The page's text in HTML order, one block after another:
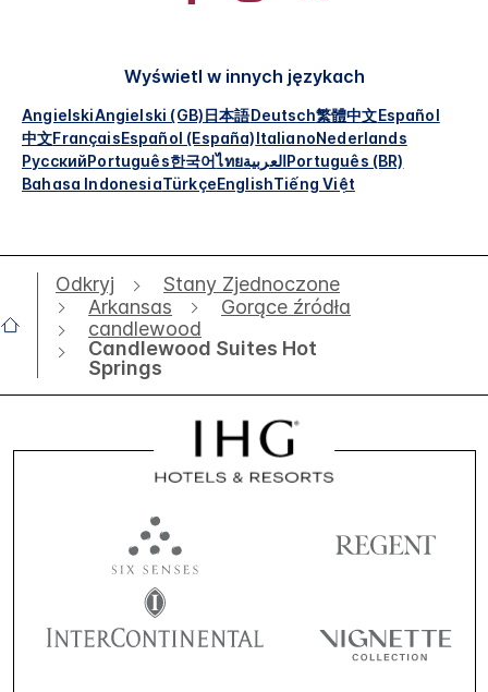
Wyświetl w innych językach
AngielskiAngielski (GB)日本語Deutsch繁體中文Español
中文FrançaisEspañol (España)ItalianoNederlands
РусскийPortuguês한국어ไทยالعربيةPortuguês (BR)
Bahasa IndonesiaTürkçeEnglishTiếng Việt
Odkryj
Stany Zjednoczone
Arkansas
Gorące źródła
candlewood
Candlewood Suites Hot
Springs